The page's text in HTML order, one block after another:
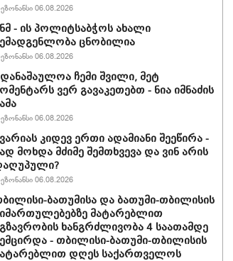
06.08.2026
- ის პოლიტსაბჭოს ახალი
ცნობილია
06.08.2026
ჩემი შვილი, მეტ
ვერ გავაკეთებთ - ნია იმნაძის
06.08.2026
კიდევ ერთი ადამიანი შეეწირა -
მოხდა მძიმე შემთხვევა და ვინ არის
06.08.2026
ბათუმისა და ბათუმი-თბილისის
მატარებლით
ხანგრძლივობა 4 საათამდე
- თბილისი-ბათუმი-თბილისის
დღეს საქართველოს